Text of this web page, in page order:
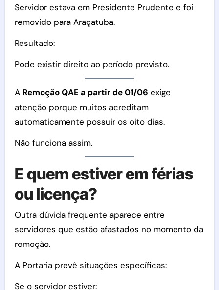
Servidor estava em Presidente Prudente e foi
removido para Araçatuba.
Resultado:
Pode existir direito ao período previsto.
A Remoção QAE a partir de 01/06 exige
atenção porque muitos acreditam
automaticamente possuir os oito dias.
Não funciona assim.
E quem estiver em férias
ou licença?
Outra dúvida frequente aparece entre
servidores que estão afastados no momento da
remoção.
A Portaria prevê situações específicas:
Se o servidor estiver: